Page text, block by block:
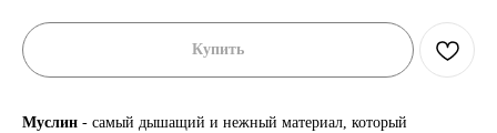
Купить
Муслин - самый дышащий и нежный материал, который